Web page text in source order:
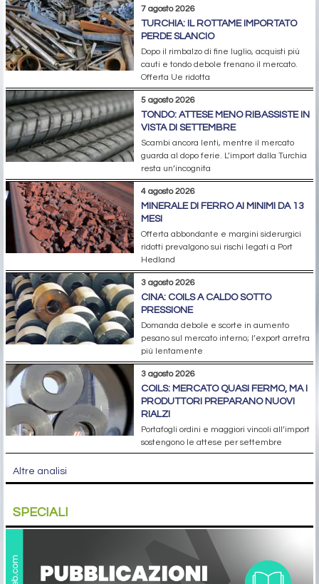
7 agosto 2026
TURCHIA: IL ROTTAME IMPORTATO
PERDE SLANCIO
Dopo il rimbalzo di fine luglio, acquisti più
cauti e tondo debole frenano il mercato.
Offerta Ue ridotta
5 agosto 2026
TONDO: ATTESE MENO RIBASSISTE IN
VISTA DI SETTEMBRE
Scambi ancora lenti, mentre il mercato
guarda al dopo ferie. L’import dalla Turchia
resta un’incognita
4 agosto 2026
MINERALE DI FERRO AI MINIMI DA 13
MESI
Offerta abbondante e margini siderurgici
ridotti prevalgono sui rischi legati a Port
Hedland
3 agosto 2026
CINA: COILS A CALDO SOTTO
PRESSIONE
Domanda debole e scorte in aumento
pesano sul mercato interno; l’export arretra
più lentamente
3 agosto 2026
COILS: MERCATO QUASI FERMO, MA I
PRODUTTORI PREPARANO NUOVI
RIALZI
Portafogli ordini e maggiori vincoli all’import
sostengono le attese per settembre
Altre analisi
SPECIALI